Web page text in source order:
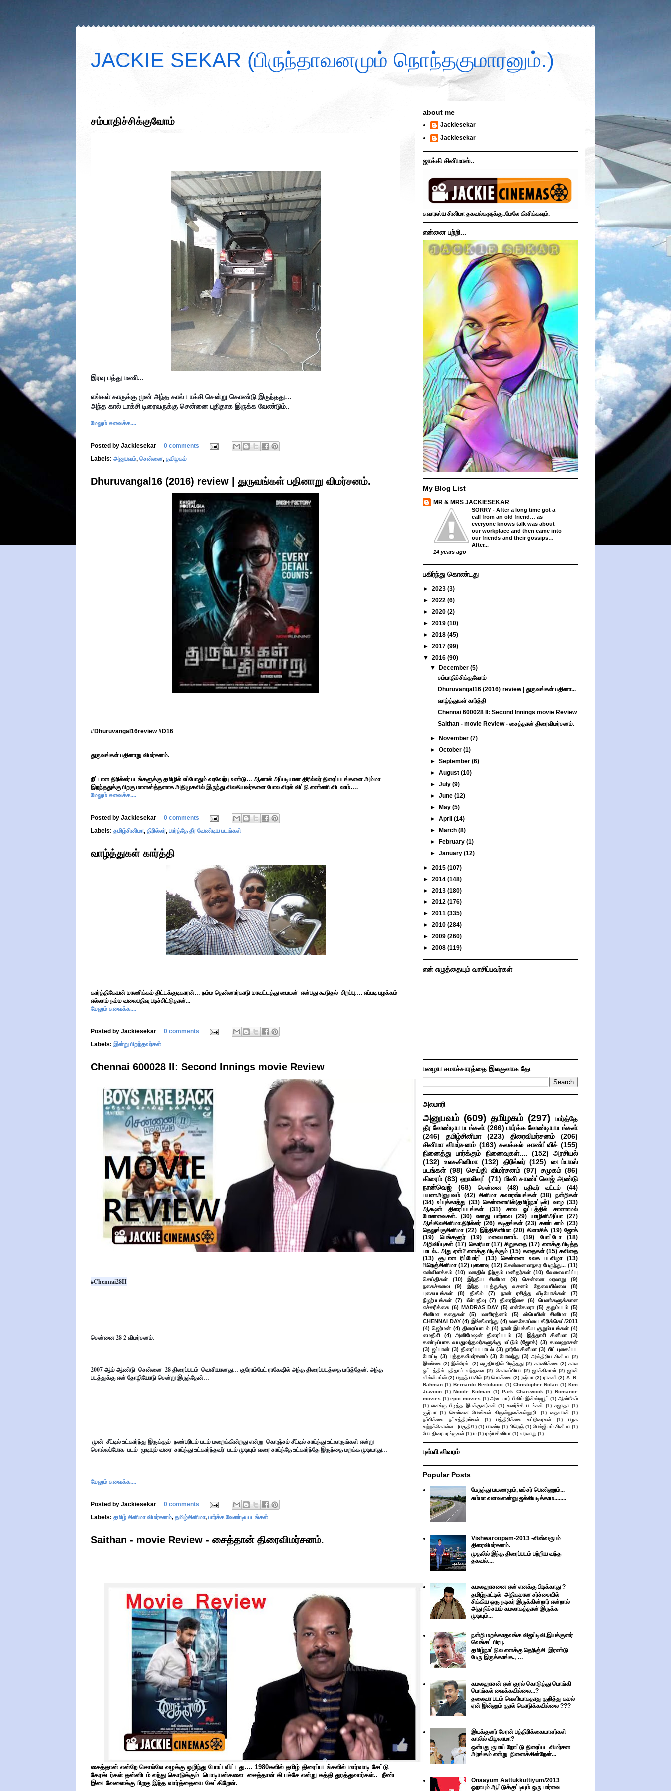
JACKIE SEKAR (பிருந்தாவனமும் நொந்தகுமாரனும்.)
சம்பாதிச்சிக்குவோம்
இரவு பத்து மணி...
எங்கள் காருக்கு முன் அந்த கால் டாக்சி சென்று கொண்டு இருந்தது…
மேலும் சுவைக்க....
Posted by Jackiesekar
0 comments
Labels: அனுபவம், சென்னை, தமிழகம்
Dhuruvangal16 (2016) review | துருவங்கள் பதினாறு விமர்சனம்.
#Dhuruvangal16review #D16
துருவங்கள் பதினாறு விமர்சனம்.
நீட்டான திரில்லர் படங்களுக்கு தமிழில் எப்போதும் வரவேற்பு உண்டு… ஆனால் அப்படியான திரில்லர் திரைப்படங்களை அம்மா
இறந்ததுக்கு பிறகு மானஸ்த்தனாக அதிமுகவில் இருந்து விலகியவர்களை போல விரல் விட்டு எண்ணி விடலாம்….
மேலும் சுவைக்க....
Posted by Jackiesekar
0 comments
Labels: தமிழ்சினிமா, திரில்லர், பார்த்தே தீர வேண்டிய படங்கள்
வாழ்த்துகள் கார்த்தி
கார்த்திகேயன் மாணிக்கம் திட்டக்குடிகாரன்… நம்ம தென்னார்காடு மாவட்டத்து பையன் என்பது கூடுதல் சிறப்பு…. எப்படி பழக்கம்
எல்லாம் நம்ம வலைபதிவு படிச்சிட்டுதான்...
மேலும் சுவைக்க....
Posted by Jackiesekar
0 comments
Labels: இன்று பிறந்தவர்கள்
Chennai 600028 II: Second Innings movie Review
#Chennai28II
சென்னை 28 2 விமர்சனம்.
2007 ஆம் ஆண்டு  சென்னை  28 திரைப்படம்  வெளியானது… குரோம்பேட் ராகேஷில் அந்த திரைப்படத்தை பார்த்தேன். அந்த
படத்துக்கு என் தோழியோடு சென்று இருந்தேன்…
சொல்லப்போக  படம்  முடியும் வரை  சாய்ந்து உட்கார்ந்தவர்  படம் முடியும் வரை சாய்ந்தே உட்கார்ந்தே இருந்தை மறக்க முடியாது…
மேலும் சுவைக்க....
Posted by Jackiesekar
0 comments
Labels: தமிழ் சினிமா விமர்சனம், தமிழ்சினிமா, பார்க்க வேண்டியபடங்கள்
Saithan - movie Review - சைத்தான் திரைவிமர்சனம்.
சைத்தான் என்றே சொல்லே வழக்கு ஒழிந்து போய் விட்டது…. 1980களில் தமிழ் திரைப்படங்களில் மார்வாடி சேட்டு
கேரக்டர்கள் தன்னிடம் லந்து கொடுக்கும் பொடியன்களை சைத்தான் கி பச்சே என்று கத்தி துரத்துவார்கள்.. நீண்ட
இடைவேளைக்கு பிறகு இந்த வார்த்தையை கேட்கிறேன்.
about me
Jackiesekar
Jackiesekar
ஜாக்கி சினிமாஸ்..
சுவாரஸ்ய சினிமா தகவல்களுக்கு..மேலே கிளிக்கவும்.
என்னை பற்றி...
My Blog List
MR & MRS JACKIESEKAR
SORRY - After a long time got a
call from an old friend… as
everyone knows talk was about
our workplace and then came into
our friends and their gossips…
After...
14 years ago
பகிர்ந்து கொண்டது
► 2023 (3)
► 2022 (6)
► 2020 (2)
► 2019 (10)
► 2018 (45)
► 2017 (99)
▼ 2016 (90)
▼
December(5)
சம்பாதிச்சிக்குவோம்
Dhuruvangal16 (2016) review | துருவங்கள் பதினா...
வாழ்த்துகள் கார்த்தி
Chennai 600028 II: Second Innings movie Review
Saithan - movie Review - சைத்தான் திரைவிமர்சனம்.
► November(7)
►October(1)
►September(6)
►August(10)
►July(9)
►June(12)
►
May(5)
►April(14)
►
March(8)
►
February(1)
►January(12)
► 2015 (107)
► 2014 (148)
► 2013 (180)
► 2012 (176)
► 2011 (335)
► 2010 (284)
► 2009 (260)
► 2008 (119)
என் எழுத்தையும் வாசிப்பவர்கள்
பழைய சமாச்சாரத்தை இலகுவாக தேட
அலமாரி
அனுபவம் (609) தமிழகம் (297) பார்த்தே
தீர வேண்டிய படங்கள் (266) பார்க்க வேண்டியபடங்கள்
(246)
தமிழ்சினிமா (223) திரைவிமர்சனம்
(206)
சினிமா விமர்சனம் (163) கலக்கல் சாண்ட்விச் (155)
நினைத்து பார்க்கும் நினைவுகள்....
(152)
அரசியல்
(132)
உலகசினிமா (132) திரில்லர் (125)
டைம்பாஸ்
படங்கள் (98) செய்தி விமர்சனம் (97) சமுகம் (86)
கிரைம் (83) ஹாலிவுட் (71) மினி சாண்ட்வெஜ் அண்டு
நான்வெஜ்
(68) சென்னை (48) பதிவர் வட்டம்
(44)
பயணஅனுபவம் (42) சினிமா சுவாரஸ்யங்கள் (38) நன்றிகள்
(34) உப்புக்காத்து (33) சென்னையில்(தமிழ்நாட்டில்) வாழ (33)
ஆக்ஷன் திரைப்படங்கள்
(31)
கால ஓட்டத்தில் காணாமல்
போனவைகள். (30) எனது பார்வை (29) யாழினிஅப்பா (27)
ஆங்கிலசினிமா.திரில்லர் (26) கடிதங்கள் (23) கண்டனம் (23)
தெலுங்குசினிமா (22) இந்திசினிமா (20) கிளாசிக் (19) ஜோக்
(19)
பெங்களூர் (19) மலையாளம். (19) போட்டோ
(18)
அறிவிப்புகள் (17) கொரியா (17) சிறுகதை (17) எனக்கு பிடித்த
பாடல்.. அது ஏன்? எனக்கு பிடிக்கும் (15) கதைகள் (15) கவிதை
(13)
சூடான ரிப்போர்ட் (13) சென்னை உலக படவிழா
(13)
பிரெஞ்சினிமா (12) புனைவு (12) சென்னைமாநகர பேருந்து... (11)
என்விளக்கம் (10) மனதில் நிற்கும் மனிதர்கள் (10) வேலைவாய்ப்பு
செய்திகள்
(10) இந்திய சினிமா (9) சென்னை வரலாறு
(9)
நகைச்சுவை
(9) இந்த படத்துக்கு வசனம் தேவையில்லை
(8)
புகைபடங்கள்
(8) திகில் (7) நான் ரசித்த வீடியோக்கள்
(7)
நிழற்படங்கள் (7) மீள்பதிவு (7) திரைஇசை (6)
பெண்களுக்கான
எச்சரிக்கை (6) MADRAS DAY (5) என்கேமரா (5) குறும்படம் (5)
சினிமா கதைகள்
(5) மணிரத்னம் (5) ஸ்பெயின் சினிமா
(5)
CHENNAI DAY (4) இங்கிலாந்து (4) உலககோப்பை கிரிக்கெட்/2011
(4) ஜெர்மன் (4) திரைப்பாடல் (4) நான் இயக்கிய குறும்படங்கள் (4)
மைதிலி
(4) அனிமேஷன் திரைப்படம் (3) இத்தாலி சினிமா
(3)
கண்டிப்பாக வயதுவந்தவர்களுக்கு மட்டும் (ஜோக்) (3) கமலஹாசன்
(3) ஜப்பான் (3) திரைப்படபாடல் (3) நார்வேசினிமா (3) பிட் புகைப்பட
போட்டி (3) புத்தகவிமர்சனம் (3) போலந்து (3) அஸ்திரிய சினிமா (2)
இலங்கை (2) இஸ்ரேல். (2) எழுதியதில் பிடித்தது (2) காணிக்கை (2) கால
ஓட்டத்தில் புதிதாய் வந்தவை (2) கொலம்பியா (2) ஜாக்கிசான் (2) ஜான்
வில்லியம்ஸ் (2) பஹத் பாசில் (2) மொக்கை (2) ரஷ்யா (2) ராகவி (2) A. R.
Rahman (1) Bernardo Bertolucci (1) Christopher Nolan (1) Kim
Ji-woon (1) Nicole Kidman (1) Park Chan-wook (1) Romance
movies (1) epic movies (1) அடையார் பிலிம் இன்ஸ்டியூட் (1) ஆன்மீகம்
(1) எனக்கு பிடித்த இயக்குனர்கள் (1) கவர்ச்சி படங்கள் (1) சுஜாதா (1)
சூர்யா (1) சென்னை பெண்கள் கிருஸ்துவக்கல்லூரி. (1) தைவான் (1)
நம்பிக்கை நட்சத்திரங்கள்
(1) பத்திரிக்கை கட்டுரைகள் (1)
பழக
கற்றக்கொள்ள...(பகுதி/1) (1) பாண்டி (1) பிரெஞ் (1) பெல்ஜியம் சினிமா (1)
போ.திரையரங்குகள் (1) ம (1) ரஷ்யசினிமா (1) வரலாறு (1)
புள்ளி விவரம்
Popular Posts
பேருந்து பயணமும், டீச்சர் பெண்ணும்...
சும்மா வளவளன்னு ஜல்லியடிக்காம........
Vishwaroopam-2013 -விஸ்வரூபம்
திரைவிமர்சனம்.
முதலில் இந்த திரைப்படம் பற்றிய வந்த
தகவல்....
கமலஹாசனை ஏன் எனக்கு பிடிக்காது ?
தமிழ்நாட்டில் அதிகமான சர்ச்சையில்
சிக்கிய ஒரு நடிகர் இருக்கின்றார் என்றால்
அது நிச்சயம் கமலாகத்தான் இருக்க
முடியும்...
நன்றி மறக்காதவங்க விஜய்டிவி,இயக்குனர்
வெங்கட் பிரபு.
தமிழ்நாட்டுல எனக்கு தெரிஞ்சி இரண்டு
பேரு இருக்காங்க., …
கமலஹாசன் ஏன் குரல் கொடுத்து பொங்கி
பொங்கல் வைக்கவில்லை...?
தலைவா படம் வெளியாகதாது குறித்து கமல்
ஏன் இன்னும் குரல் கொடுக்கவில்லை ???
இயக்குனர் சேரன் பத்திரிக்கையாளர்கள்
காலில் விழலாமா?
ஒன்பது ரூபாய் நோட்டு திரைப்பட விமர்சன
அரங்கம் என்று நினைக்கின்றேன்...
Onaayum Aattukkuttiyum/2013
ஓநாயும் ஆட்டுக்குட்டியும் ஒரு பார்வை